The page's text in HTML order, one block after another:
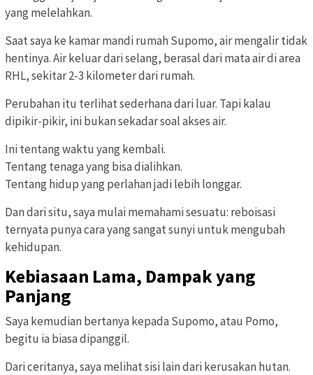
yang melelahkan.
Saat saya ke kamar mandi rumah Supomo, air mengalir tidak
hentinya. Air keluar dari selang, berasal dari mata air di area
RHL, sekitar 2-3 kilometer dari rumah.
Perubahan itu terlihat sederhana dari luar. Tapi kalau
dipikir-pikir, ini bukan sekadar soal akses air.
Ini tentang waktu yang kembali.
Tentang tenaga yang bisa dialihkan.
Tentang hidup yang perlahan jadi lebih longgar.
Dan dari situ, saya mulai memahami sesuatu: reboisasi
ternyata punya cara yang sangat sunyi untuk mengubah
kehidupan.
Kebiasaan Lama, Dampak yang
Panjang
Saya kemudian bertanya kepada Supomo, atau Pomo,
begitu ia biasa dipanggil.
Dari ceritanya, saya melihat sisi lain dari kerusakan hutan.